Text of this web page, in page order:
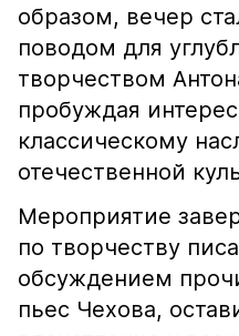
образом, вечер
поводом для
творчеством
пробуждая
классическому
отечественной
Мероприятие
по творчеству
обсуждением
пьес Чехова,